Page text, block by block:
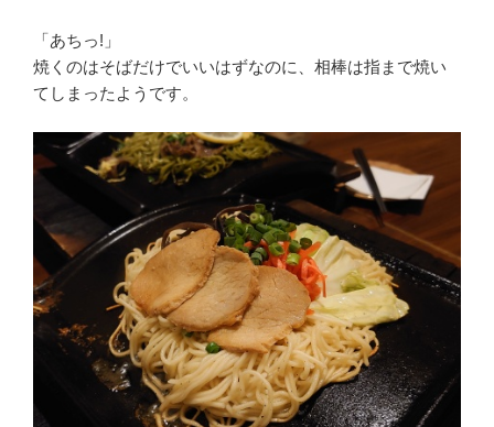
「あちっ!」
焼くのはそばだけでいいはずなのに、相棒は指まで焼い
てしまったようです。